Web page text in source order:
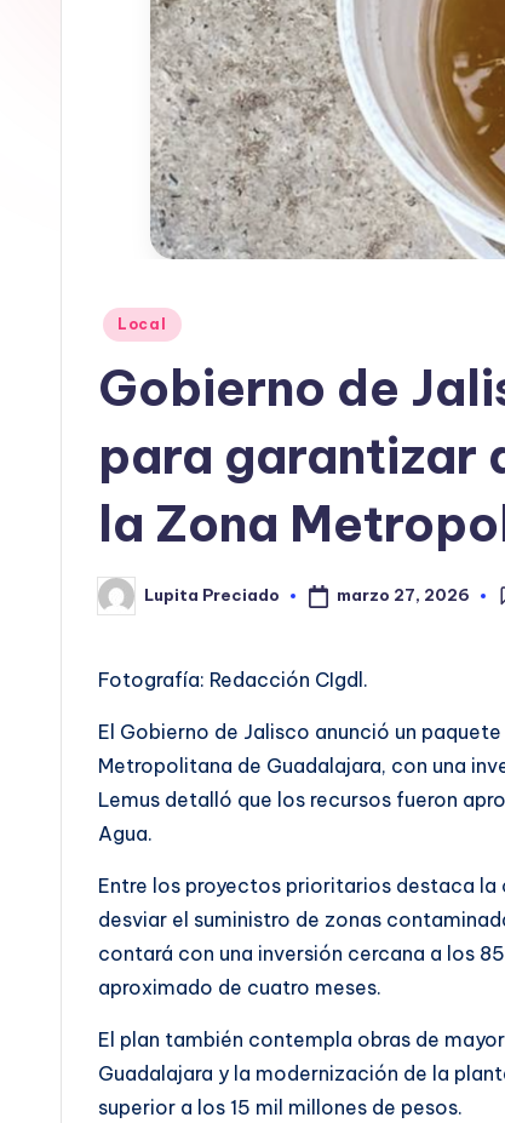
Publicado
Local
Gobierno de
para garantizar
la Zona
Publicado
por
Lupita Preciado marzo 27, 2026
Fotografía: Redacción CIgdl.
El Gobierno de Jalisco anunció un
Metropolitana de Guadalajara, con una
Lemus detalló que los recursos fueron
Agua.
Entre los proyectos prioritarios destaca
desviar el suministro de zonas
contará con una inversión cercana a los
aproximado de cuatro meses.
El plan también contempla obras de
Guadalajara y la modernización de la
superior a los 15 mil millones de pesos.